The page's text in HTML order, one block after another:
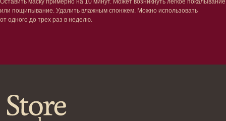
Оставить маску примерно на 10 минут. Может возникнуть легкое покалывание
или пощипывание. Удалить влажным спонжем. Можно использовать
от одного до трех раз в неделю.
Система лояльности
Доставка и самовывоз
Оплата и возврат
Проблемы
Шампуни
Кондиционеры/бальзамы